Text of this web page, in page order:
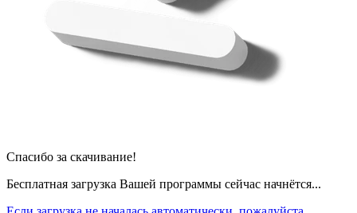
Спасибо за скачивание!
Бесплатная загрузка Вашей программы сейчас начнётся...